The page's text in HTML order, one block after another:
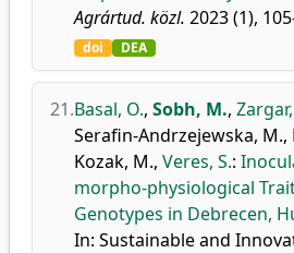
Agrártud. közl. 2023 (1),
doi DEA
21.Basal, O., Sobh, M.,
Serafin-Andrzejewska, M.,
Kozak, M., Veres, S.:
morpho-physiological
Genotypes in Debrecen,
In: Sustainable and